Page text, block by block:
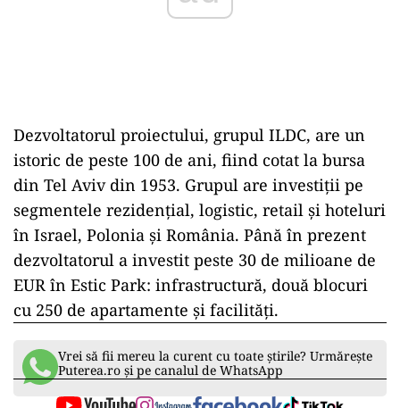
Dezvoltatorul proiectului, grupul ILDC, are un
istoric de peste 100 de ani, fiind cotat la bursa
din Tel Aviv din 1953. Grupul are investiții pe
segmentele rezidențial, logistic, retail și hoteluri
în Israel, Polonia și România. Până în prezent
dezvoltatorul a investit peste 30 de milioane de
EUR în Estic Park: infrastructură, două blocuri
cu 250 de apartamente și facilități.
Vrei să fii mereu la curent cu toate știrile? Urmărește
Puterea.ro și pe canalul de WhatsApp